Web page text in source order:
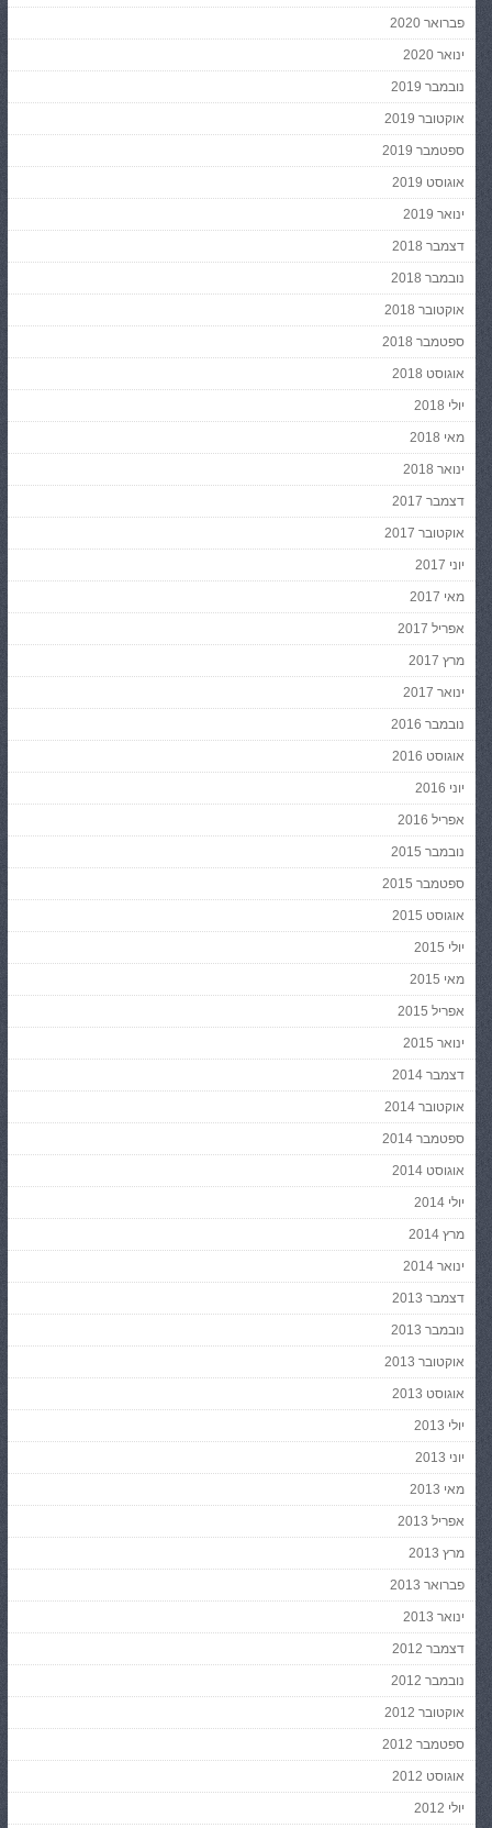
פברואר 2020
ינואר 2020
נובמבר 2019
אוקטובר 2019
ספטמבר 2019
אוגוסט 2019
ינואר 2019
דצמבר 2018
נובמבר 2018
אוקטובר 2018
ספטמבר 2018
אוגוסט 2018
יולי 2018
מאי 2018
ינואר 2018
דצמבר 2017
אוקטובר 2017
יוני 2017
מאי 2017
אפריל 2017
מרץ 2017
ינואר 2017
נובמבר 2016
אוגוסט 2016
יוני 2016
אפריל 2016
נובמבר 2015
ספטמבר 2015
אוגוסט 2015
יולי 2015
מאי 2015
אפריל 2015
ינואר 2015
דצמבר 2014
אוקטובר 2014
ספטמבר 2014
אוגוסט 2014
יולי 2014
מרץ 2014
ינואר 2014
דצמבר 2013
נובמבר 2013
אוקטובר 2013
אוגוסט 2013
יולי 2013
יוני 2013
מאי 2013
אפריל 2013
מרץ 2013
פברואר 2013
ינואר 2013
דצמבר 2012
נובמבר 2012
אוקטובר 2012
ספטמבר 2012
אוגוסט 2012
יולי 2012